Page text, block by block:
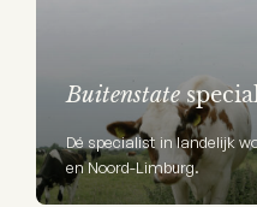
Buitenstate
Dé specialist in landelijk
en Noord-Limburg.